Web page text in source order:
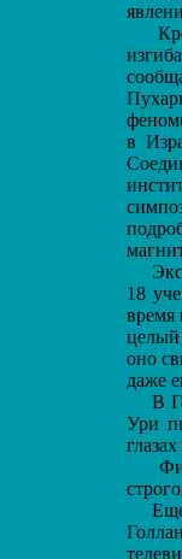
в
18
время
целый
оно
даже
В
Ури
Еще